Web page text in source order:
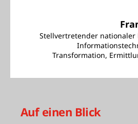
Stellvertretender
Transformation,
Auf einen Blick